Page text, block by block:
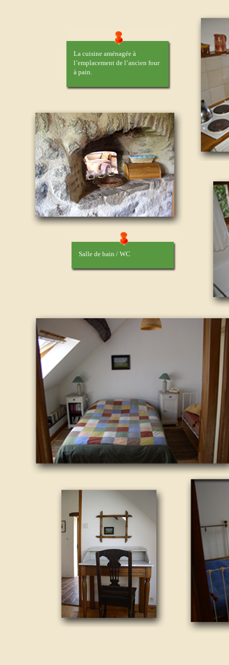
La cuisine aménagée à
l’emplacement de l’ancien four
à pain.
Salle de bain / WC